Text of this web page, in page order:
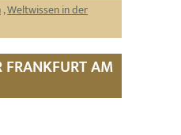
,Weltwissen in der
AM